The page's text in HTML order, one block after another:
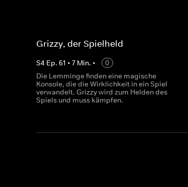
Grizzy, der Spielheld
S4 Ep. 61 • 7 Min. •
0
Die Lemminge finden eine magische
Konsole, die die Wirklichkeit in ein Spiel
verwandelt. Grizzy wird zum Helden des
Spiels und muss kämpfen.